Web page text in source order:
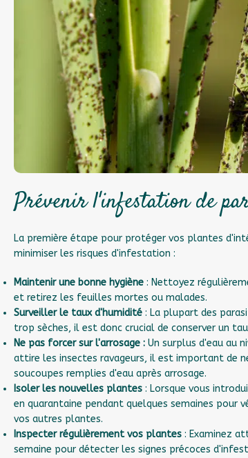
Prévenir l'infestation de
La première étape pour protéger vos plantes
minimiser les risques d'infestation :
Maintenir une bonne hygiène : Nettoyez
et retirez les feuilles mortes ou malades.
Surveiller le taux d'humidité : La plupart des
trop sèches, il est donc crucial de conserver un
Ne pas forcer sur l'arrosage : Un surplus d'eau au
attire les insectes ravageurs, il est important de
soucoupes remplies d'eau après arrosage.
Isoler les nouvelles plantes : Lorsque vous
en quarantaine pendant quelques semaines pour
vos autres plantes.
Inspecter régulièrement vos plantes : Examinez
semaine pour détecter les signes précoces